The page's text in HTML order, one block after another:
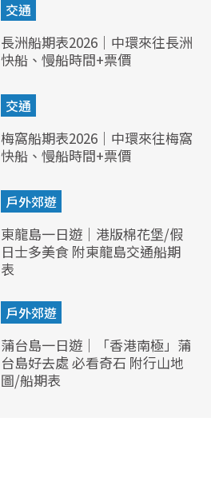
交通
長洲船期表2026｜中環來往長洲
快船、慢船時間+票價
交通
梅窩船期表2026｜中環來往梅窩
快船、慢船時間+票價
戶外郊遊
東龍島一日遊｜港版棉花堡/假
日士多美食 附東龍島交通船期
表
戶外郊遊
蒲台島一日遊｜「香港南極」蒲
台島好去處 必看奇石 附行山地
圖/船期表